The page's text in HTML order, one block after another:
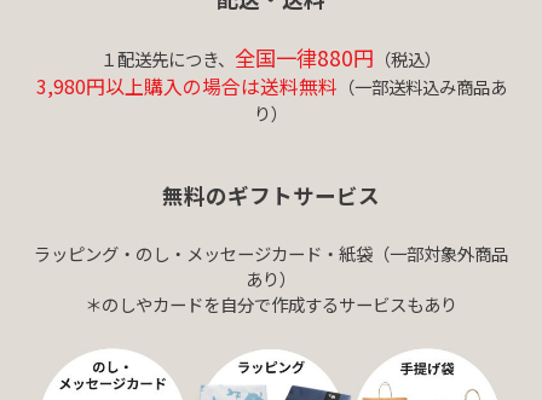
１配送先につき、 全国一律880円 （税込）
3,980円以上購入の場合は送料無料 （一部送料込み商品あ
り）
無料のギフトサービス
ラッピング・のし・メッセージカード・紙袋（一部対象外商品
あり）
＊のしやカードを自分で作成するサービスもあり